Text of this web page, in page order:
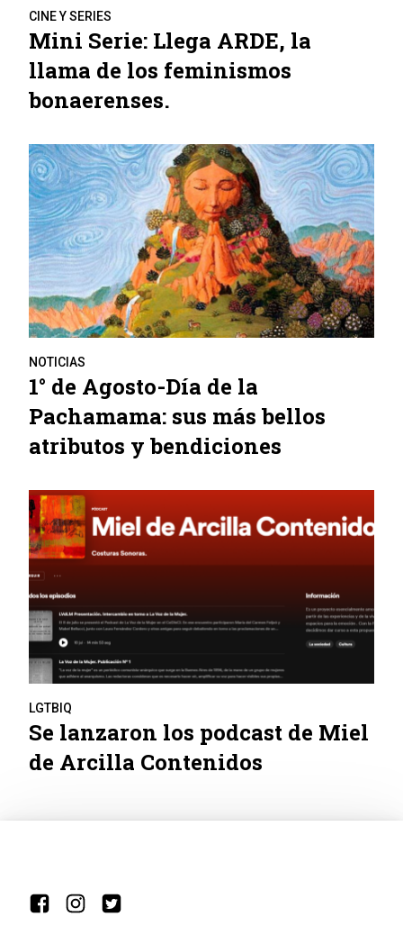
CINE Y SERIES
Mini Serie: Llega ARDE, la
llama de los feminismos
bonaerenses.
NOTICIAS
1° de Agosto-Día de la
Pachamama: sus más bellos
atributos y bendiciones
LGTBIQ
Se lanzaron los podcast de Miel
de Arcilla Contenidos